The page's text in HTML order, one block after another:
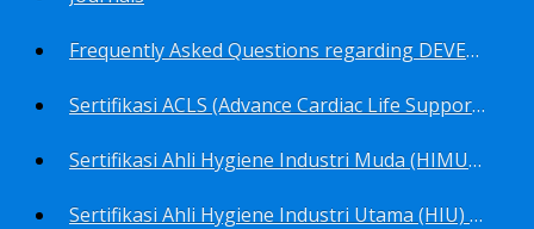
Frequently Asked Questions regarding DEVELOP Training Center
Sertifikasi ACLS (Advance Cardiac Life Support) BNSP
Sertifikasi Ahli Hygiene Industri Muda (HIMU) BNSP
Sertifikasi Ahli Hygiene Industri Utama (HIU) BNSP